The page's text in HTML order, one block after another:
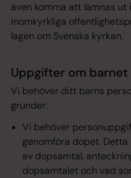
även komma att lämnas ut
inomkyrkliga
lagen om Svenska kyrkan.
Uppgifter om barnet
Vi behöver ditt barns
grunder:
Vi behöver
genomföra dopet.
av dopsamtal,
dopsamtalet och vad